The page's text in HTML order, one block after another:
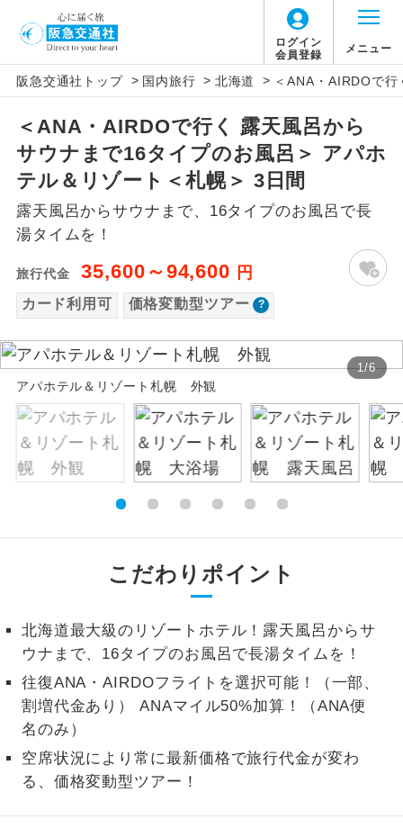
ログイン
会員登録
メニュー
阪急交通社トップ > 国内旅行 > 北海道 > ＜ANA・AIRDOで
＜ANA・AIRDOで行く 露天風呂から
サウナまで16タイプのお風呂＞ アパホ
テル＆リゾート＜札幌＞ 3日間
露天風呂からサウナまで、16タイプのお風呂で長
湯タイムを！
旅行代金 35,600～94,600 円
カード利用可 価格変動型ツアー
1/6
アパホテル＆リゾート札幌 外観
こだわりポイント
北海道最大級のリゾートホテル！露天風呂からサ
ウナまで、16タイプのお風呂で長湯タイムを！
往復ANA・AIRDOフライトを選択可能！（一部、
割増代金あり） ANAマイル50%加算！（ANA便
名のみ）
空席状況により常に最新価格で旅行代金が変わ
る、価格変動型ツアー！
アイコン 説明
添乗員同行
往路出発空港（駅）から復路到着空港
（駅）まで同行します。
現地添乗員同
行
現地到着空港（駅）から最終日出発空港
（駅）まで添乗員が同行します。
バスガイド乗
務
バスガイドが乗務し、車内での観光案内
があります。
世界遺産
ユネスコに登録されている文化遺産や自
然遺産を訪ねるコースです。
絶景 絶景スポットに立ち寄るコースです。
温泉
露天風呂
ご宿泊ホテルに大浴場が付いています。
全食事付き
全てのお食事が付いていますので、お食
事の心配はいりません。（機内食を除
く）
お部屋食
お部屋にてゆっくりとお召し上がりいた
トラベルイヤ
ホン
周りの音を気にせず、ガイドさんの説明
「価格変動型ツアー」に関するご案内
価格変動型ツアーとは
航空会社が設定する「個人包括旅行運
賃」を利用したツアーです。
お申し込み時期・ご利用便の空席状況に
以下の注意事項をあらかじめご了承いただき
ますようお願いいたします。
お支払いについて
お支払いは、クレジットカード決済のみとな
ります。
お申し込みの最後にクレジットカード決済を
していただき、決済手続き完了をもちまし
ご予約方法について
ウェブ限定コースとなりますので、コールセ
ンター及びカウンターでのお申し込みはでき
ません。